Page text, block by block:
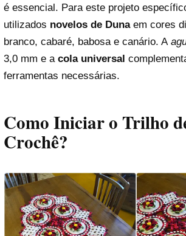
é essencial. Para este projeto
utilizados novelos de Dunaem cores
branco, cabaré, babosa e canário. A
3,0 mm e a cola universal
ferramentas necessárias.
Como Iniciar o Trilho
Crochê?